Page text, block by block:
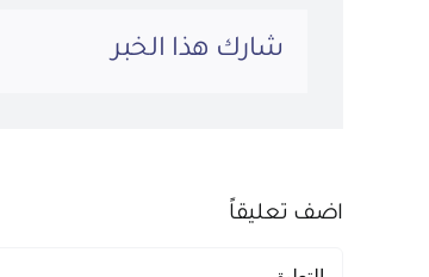
شارك هذا الخبر
اضف تعليقاً
تعليق